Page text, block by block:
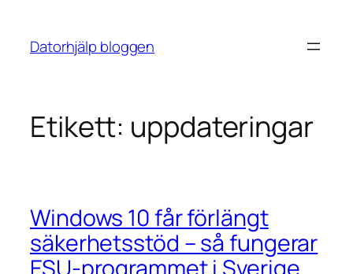
innehåll
Datorhjälp bloggen
Etikett: uppdateringar
Windows 10 får förlängt
säkerhetsstöd – så fungerar
ESU-programmet i Sverige